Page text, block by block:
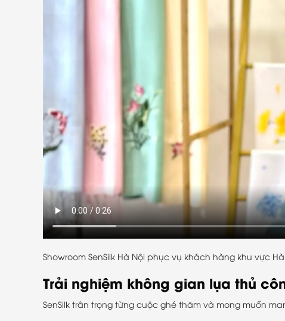
Showroom SenSilk Hà Nội phục vụ khách hàng khu vực
Trải nghiệm không gian lụa thủ
SenSilk trân trọng từng cuộc ghé thăm và mong muốn